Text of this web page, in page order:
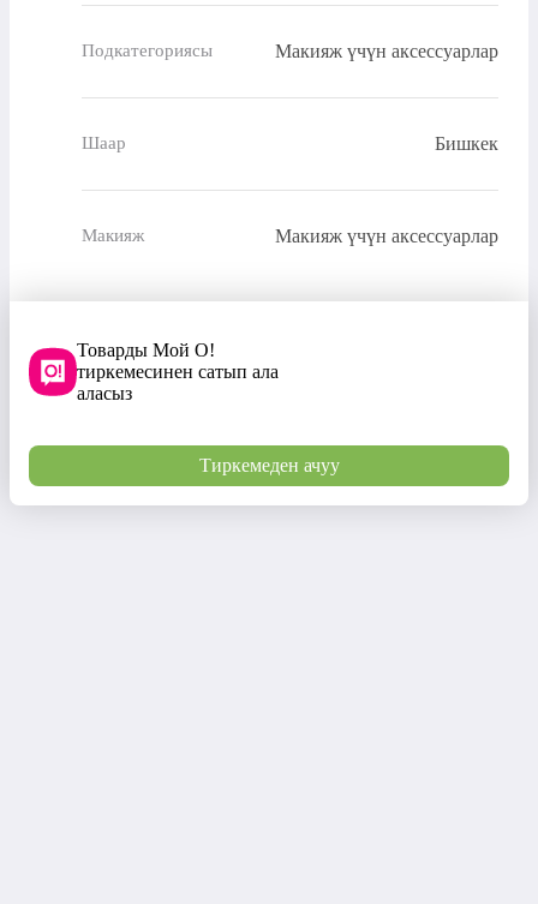
Подкатегориясы Макияж үчүн аксессуарлар
Шаар Бишкек
Макияж Макияж үчүн аксессуарлар
Товарды Мой О!
тиркемесинен сатып ала
аласыз
Тиркемеден ачуу